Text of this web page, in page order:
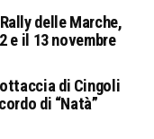
delle Marche,
e il 13 novembre
di Cingoli
di “Natà”